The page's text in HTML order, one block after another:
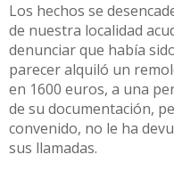
Los hechos se
de nuestra localidad
denunciar que había
parecer alquiló un
en 1600 euros, a una
de su documentación,
convenido, no le ha
sus llamadas.